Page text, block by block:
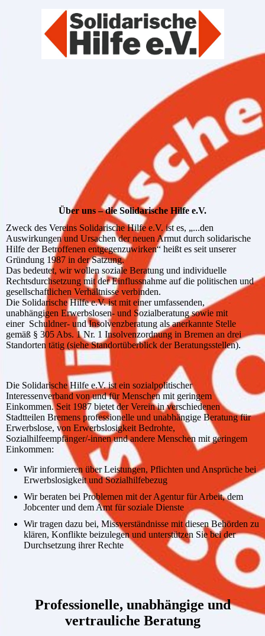
Über uns – die Solidarische Hilfe e.V.
Zweck des Vereins Solidarische Hilfe e.V. ist es, „...den
Auswirkungen und Ursachen der neuen Armut durch solidarische
Hilfe der Betroffenen entgegenzuwirken“ heißt es seit unserer
Gründung 1987 in der Satzung.
Das bedeutet, wir wollen soziale Beratung und individuelle
Rechtsdurchsetzung mit der Einflussnahme auf die politischen und
gesellschaftlichen Verhältnisse verbinden.
Die Solidarische Hilfe e.V. ist mit einer umfassenden,
unabhängigen Erwerbslosen- und Sozialberatung sowie mit
einer Schuldner- und Insolvenzberatung als anerkannte Stelle
gemäß § 305 Abs. 1 Nr. 1 Insolvenzordnung in Bremen an drei
Standorten tätig (siehe Standortüberblick der Beratungsstellen).
Die Solidarische Hilfe e.V. ist ein sozialpolitischer
Interessenverband von und für Menschen mit geringem
Einkommen. Seit 1987 bietet der Verein in verschiedenen
Stadtteilen Bremens professionelle und unabhängige Beratung für
Erwerbslose, von Erwerbslosigkeit Bedrohte,
Sozialhilfeempfänger/-innen und andere Menschen mit geringem
Einkommen:
Wir informieren über Leistungen, Pflichten und Ansprüche bei
Erwerbslosigkeit und Sozialhilfebezug
Wir beraten bei Problemen mit der Agentur für Arbeit, dem
Jobcenter und dem Amt für soziale Dienste
Wir tragen dazu bei, Missverständnisse mit diesen Behörden zu
klären, Konflikte beizulegen und unterstützen Sie bei der
Durchsetzung ihrer Rechte
Professionelle, unabhängige und
vertrauliche Beratung